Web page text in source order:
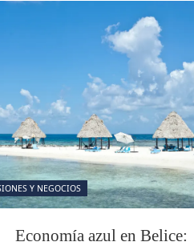
Y NEGOCIOS
Economía azul en Belice: